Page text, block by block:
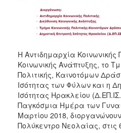
Δημοτικό
Ιατρείο
Ξενώνας
Γυναικών
Κέντρο
Κοινότητας
Κοινωνικό
Φαρμακείο
Κοινωνικό
Παντοπωλείο
Η Αντιδημαρχία Κοινωνικής
Κοινωνικής Ανάπτυξης, το
Πολιτικής, Καινοτόμων
Ισότητας των Φύλων και η
Ισότητας Ηρακλείου
Παγκόσμια Ημέρα των
Μαρτίου 2018,
Πολύκεντρο Νεολαίας,